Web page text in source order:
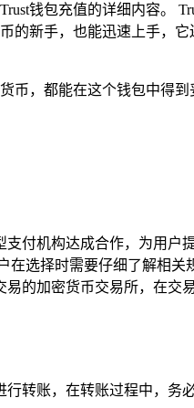
钱包充值的详细内容。
的新手，也能迅速上手，
币，都能在这个钱包中得
付机构达成合作，为用户
选择时需要仔细了解相关
的加密货币交易所，在交
转账，在转账过程中，务